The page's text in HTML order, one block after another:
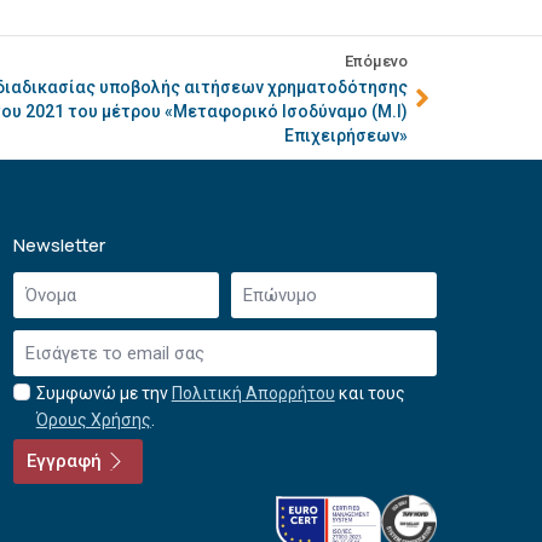
Επόμενο
υποβολής αιτήσεων χρηματοδότησης
2021 του μέτρου «Μεταφορικό Ισοδύναμο (Μ.Ι)
Επιχειρήσεων»
Newsletter
Όνομα
Επώνυμο
Email
Αποδοχή
όρων
χρήσης
*
Συμφωνώ με την Πολιτική Απορρήτου και τους
Όρους Χρήσης
Εγγραφή